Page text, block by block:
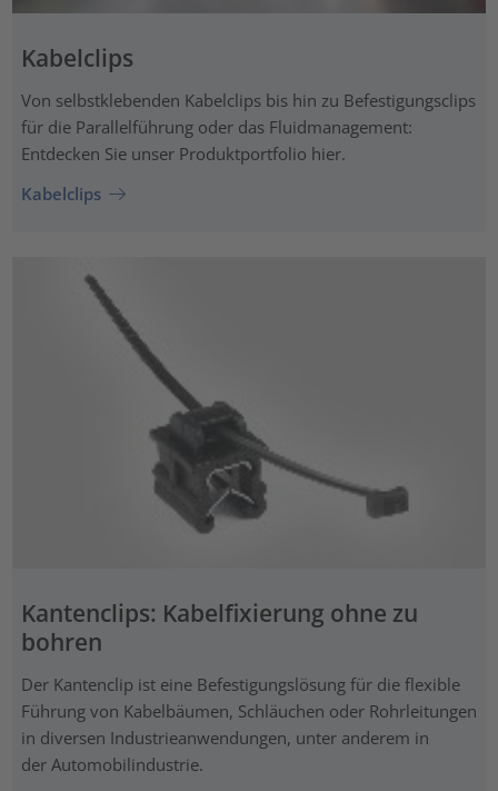
Kabelclips
Von selbstklebenden Kabelclips bis hin zu Befestigungsclips
für die Parallelführung oder das Fluidmanagement:
Entdecken Sie unser Produktportfolio hier.
Kabelclips
Kantenclips: Kabelfixierung ohne zu
bohren
Der Kantenclip ist eine Befestigungslösung für die flexible
Führung von Kabelbäumen, Schläuchen oder Rohrleitungen
in diversen Industrieanwendungen, unter anderem in
der Automobilindustrie.